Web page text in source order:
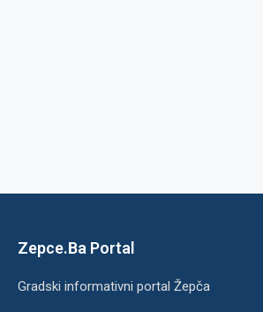
Zepce.Ba Portal
Gradski informativni portal Žepča